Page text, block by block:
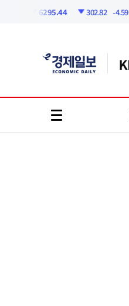
6295.44 302.82 -4.59%